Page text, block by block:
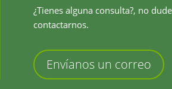
¿Tienes alguna consulta?, no
contactarnos.
Envíanos un correo